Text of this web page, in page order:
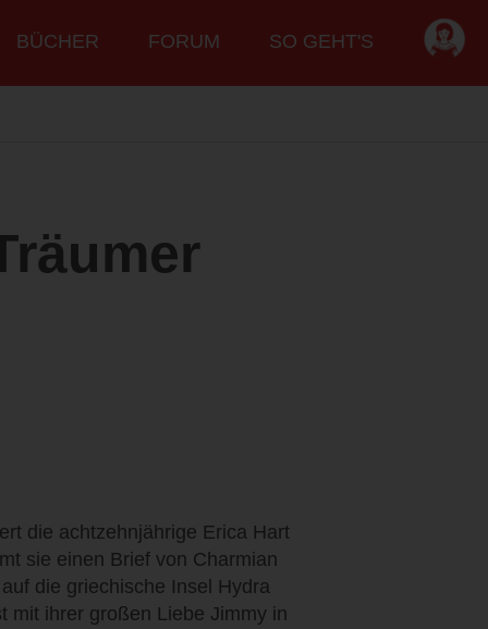
BÜCHER FORUM SO GEHT'S
die achtzehnjährige Erica Hart
sie einen Brief von Charmian
die griechische Insel Hydra
mit ihrer großen Liebe Jimmy in